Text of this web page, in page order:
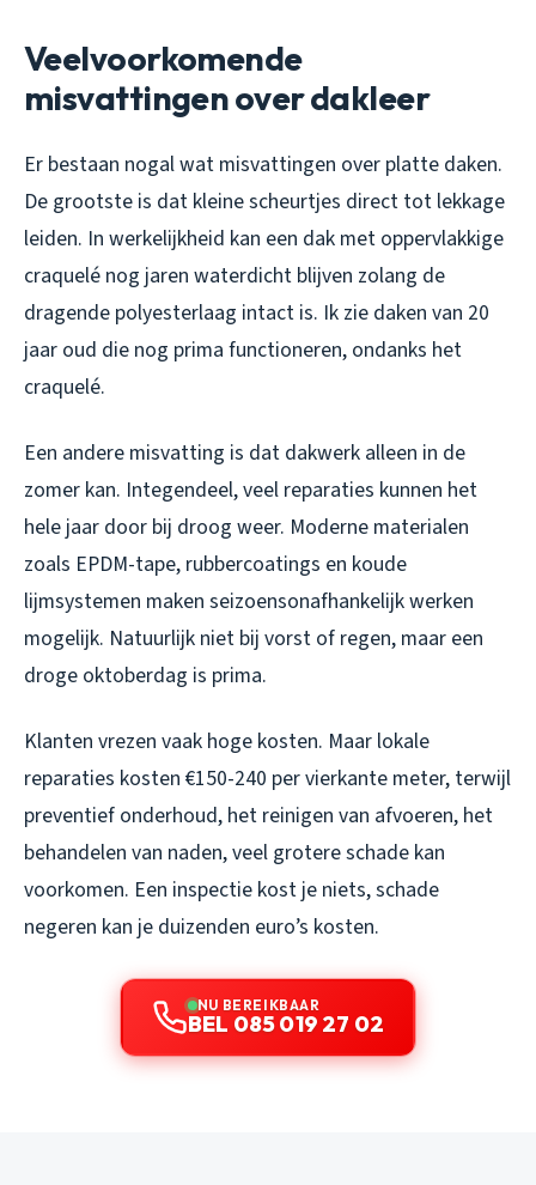
Veelvoorkomende
misvattingen over dakleer
Er bestaan nogal wat misvattingen over platte daken.
De grootste is dat kleine scheurtjes direct tot lekkage
leiden. In werkelijkheid kan een dak met oppervlakkige
craquelé nog jaren waterdicht blijven zolang de
dragende polyesterlaag intact is. Ik zie daken van 20
jaar oud die nog prima functioneren, ondanks het
craquelé.
Een andere misvatting is dat dakwerk alleen in de
zomer kan. Integendeel, veel reparaties kunnen het
hele jaar door bij droog weer. Moderne materialen
zoals EPDM-tape, rubbercoatings en koude
lijmsystemen maken seizoensonafhankelijk werken
mogelijk. Natuurlijk niet bij vorst of regen, maar een
droge oktoberdag is prima.
Klanten vrezen vaak hoge kosten. Maar lokale
reparaties kosten €150-240 per vierkante meter, terwijl
preventief onderhoud, het reinigen van afvoeren, het
behandelen van naden, veel grotere schade kan
voorkomen. Een inspectie kost je niets, schade
negeren kan je duizenden euro’s kosten.
NU BEREIKBAAR
BEL 085 019 27 02